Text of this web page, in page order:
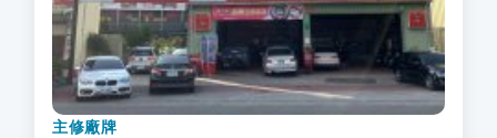
主修廠牌